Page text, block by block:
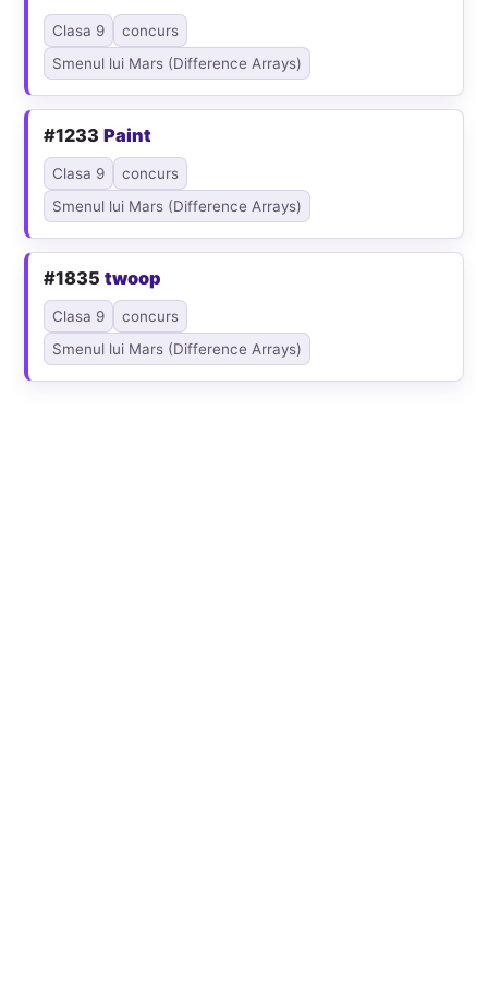
Clasa 9
concurs
Smenul lui Mars (Difference Arrays)
#1233Paint
Clasa 9
concurs
Smenul lui Mars (Difference Arrays)
#1835twoop
Clasa 9
concurs
Smenul lui Mars (Difference Arrays)